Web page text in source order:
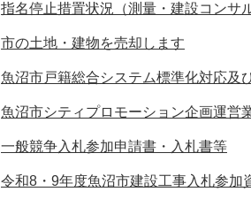
指名停止措置状況（測量・建設コンサ
市の土地・建物を売却します
魚沼市戸籍総合システム標準化対応及
魚沼市シティプロモーション企画運営
一般競争入札参加申請書・入札書等
令和8・9年度魚沼市建設工事入札参加